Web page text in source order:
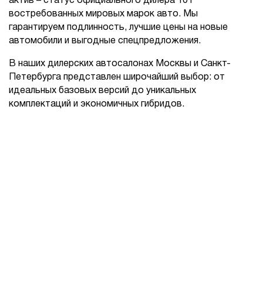
востребованных мировых марок авто. Мы
гарантируем подлинность, лучшие цены на новые
автомобили и выгодные спецпредложения.
В наших дилерских автосалонах Москвы и Санкт-
Петербурга представлен широчайший выбор: от
идеальных базовых версий до уникальных
комплектаций и экономичных гибридов.